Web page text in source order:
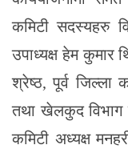
कमिटी सदस्यहरु
उपाध्यक्ष हेम कुमार
श्रेष्ठ, पूर्व जिल्ला
तथा खेलकुद विभाग
कमिटी अध्यक्ष